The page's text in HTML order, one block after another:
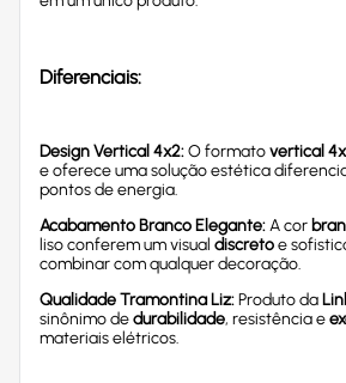
Diferenciais:
Design Vertical 4x2:O formatovertical
e oferece uma solução estética
pontos de energia.
Acabamento Branco Elegante:A cor
liso conferem um visual discretoe
combinar com qualquer decoração.
Qualidade Tramontina Liz:Produto da
sinônimo dedurabilidade, resistência e
materiais elétricos.